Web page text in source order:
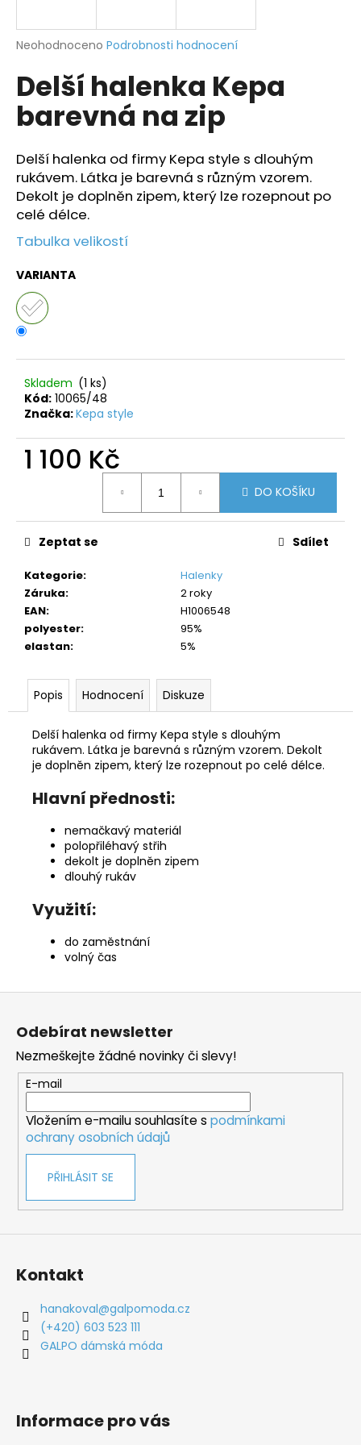
Průměrné
produktu
je
0,0
hvězdiček.
Neohodnoceno Podrobnosti hodnocení
Delší halenka Kepa
barevná na zip
Delší halenka od firmy Kepa style s dlouhým
rukávem. Látka je barevná s různým vzorem.
Dekolt je doplněn zipem, který lze rozepnout po
celé délce.
Tabulka velikostí
VARIANTA
Skladem (1 ks)
Kód: 10065/48
Značka:Kepa style
1 100 Kč
DO KOŠÍKU
Kategorie:
Halenky
Záruka:
2 roky
EAN:
H1006548
polyester:
95%
elastan: 5%
Zeptat se Sdílet
Popis Hodnocení Diskuze
Delší halenka od firmy Kepa style s dlouhým
rukávem. Látka je barevná s různým vzorem. Dekolt
je doplněn zipem, který lze rozepnout po celé délce.
Hlavní přednosti:
nemačkavý materiál
polopřiléhavý střih
dekolt je doplněn zipem
dlouhý rukáv
Využití:
do zaměstnání
volný čas
j
t
?
HLEDAT
o
p
o
r
č
u
e
m
e
Z
Odebírat newsletter
Nezmeškejte žádné novinky či slevy!
E-mail
Vložením e-mailu souhlasíte s podmínkami
ochrany osobních údajů
PŘIHLÁSIT SE
Kontakt
hanakoval@galpomoda.cz
(+420) 603 523 111
GALPO dámská móda
Informace pro vás